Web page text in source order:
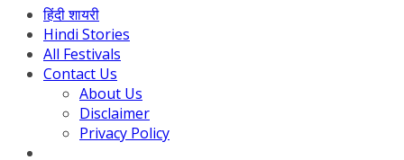
हिंदी शायरी
Hindi Stories
All Festivals
Contact Us
About Us
Disclaimer
Privacy Policy